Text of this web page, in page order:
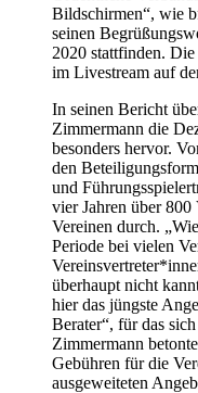
Bildschirmen“, wie
seinen
2020 stattfinden.
im Livestream auf
In seinen Bericht
Zimmermann die
besonders hervor.
den
und
vier Jahren über 800
Vereinen durch.
Periode bei vielen
überhaupt nicht
hier das jüngste
Berater“, für das
Zimmermann
Gebühren für die
ausgeweiteten